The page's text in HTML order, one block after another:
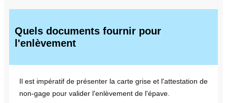
Quels documents fournir pour
l'enlèvement
Il est impératif de présenter la carte grise et l'attestation de
non-gage pour valider l'enlèvement de l'épave.